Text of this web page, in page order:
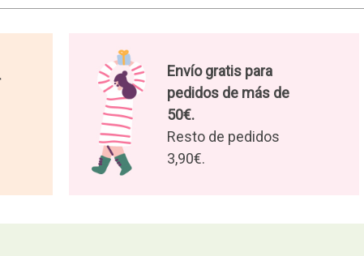
Envío gratis para
pedidos de más de
50€.
Resto de pedidos
3,90€.